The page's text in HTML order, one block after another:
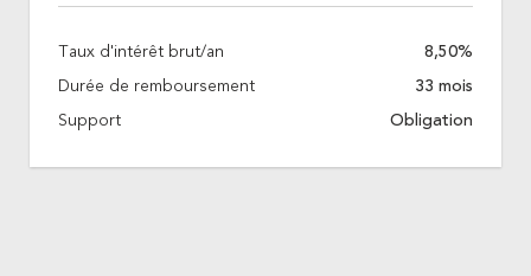
Taux d'intérêt brut/an 8,50%
Durée de remboursement 33 mois
Support Obligation